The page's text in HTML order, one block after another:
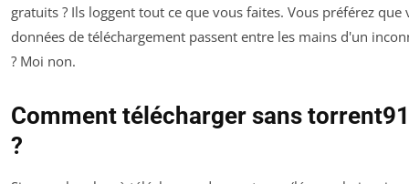
gratuits ? Ils loggent tout ce que vous faites. Vous préférez que
données de téléchargement passent entre les mains d'un
? Moi non.
Comment télécharger sans
?